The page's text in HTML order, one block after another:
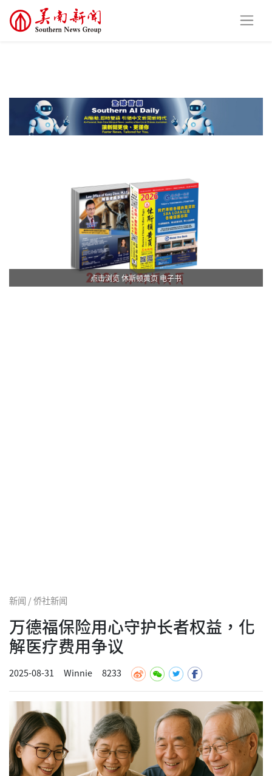
点击浏览 休斯顿黄页 电子书
新闻 / 侨社新闻
万德福保险用心守护长者权益，化
解医疗费用争议
2025-08-31 Winnie 8233